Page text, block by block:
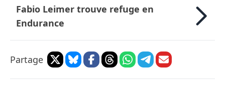
Fabio Leimer trouve refuge en
Endurance
Partage